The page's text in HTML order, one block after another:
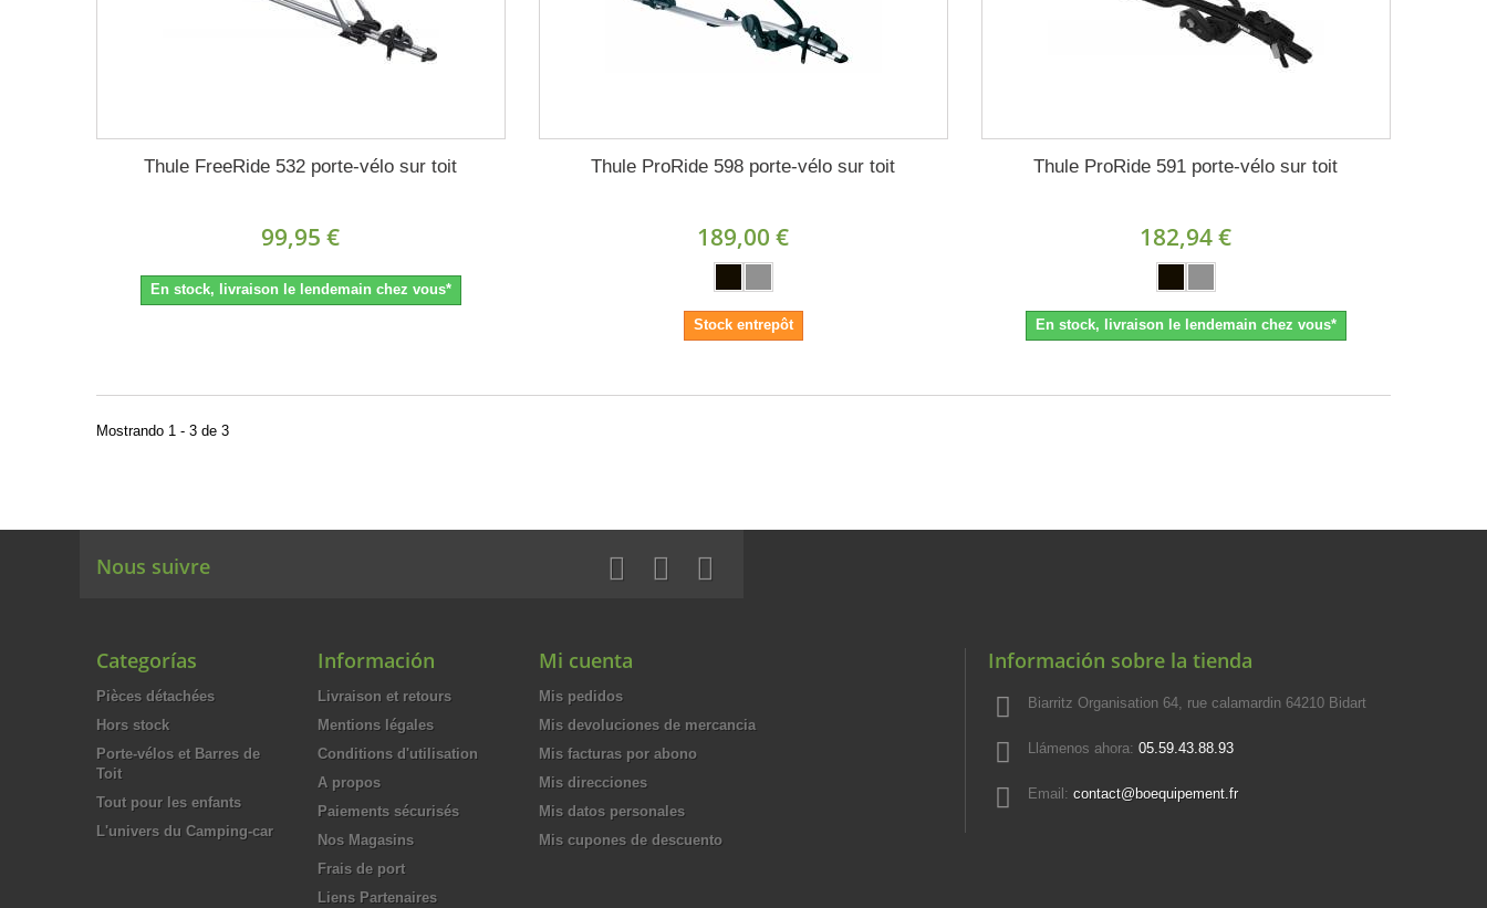
Thule FreeRide 532 porte-vélo sur toit
99,95 €
En stock, livraison le lendemain chez vous*
Thule ProRide 598 porte-vélo sur toit
189,00 €
Stock entrepôt
Thule ProRide 591 porte-vélo sur toit
182,94 €
En stock, livraison le lendemain chez vous*
Mostrando 1 - 3 de 3
Nous suivre
Categorías
Pièces détachées
Hors stock
Porte-vélos et Barres de
Toit
Tout pour les enfants
L'univers du Camping-car
Información
Livraison et retours
Mentions légales
Conditions d'utilisation
A propos
Paiements sécurisés
Nos Magasins
Frais de port
Liens Partenaires
Mi cuenta
Mis pedidos
Mis devoluciones de mercancia
Mis facturas por abono
Mis direcciones
Mis datos personales
Mis cupones de descuento
Información sobre la tienda
Biarritz Organisation 64, rue calamardin 64210 Bidart
Llámenos ahora: 05.59.43.88.93
Email: contact@boequipement.fr